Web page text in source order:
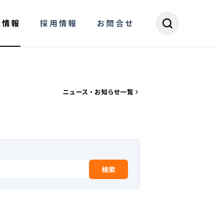
報 採用情報 お問合せ
ニュース・お知らせ一覧
検索